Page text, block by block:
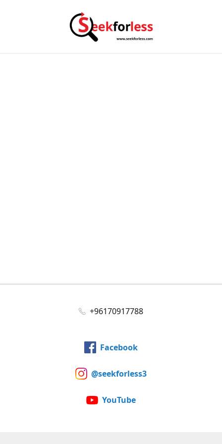
+96170917788
Facebook
@seekforless3
YouTube